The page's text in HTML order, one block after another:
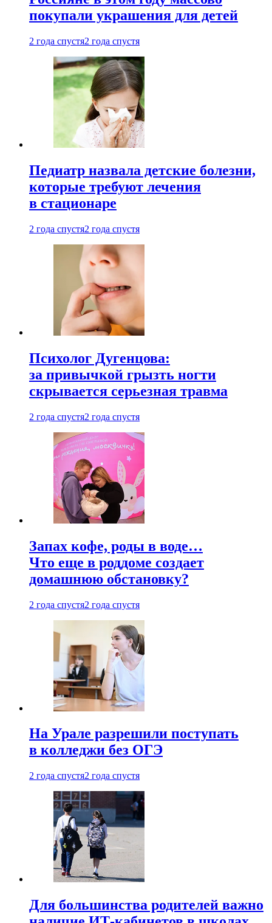
покупали украшения для детей
2 года спустя2 года спустя
Педиатр назвала детские болезни,
которые требуют лечения
в стационаре
2 года спустя2 года спустя
Психолог Дугенцова:
за привычкой грызть ногти
скрывается серьезная травма
2 года спустя2 года спустя
Запах кофе, роды в воде…
Что еще в роддоме создает
домашнюю обстановку?
2 года спустя2 года спустя
На Урале разрешили поступать
в колледжи без ОГЭ
2 года спустя2 года спустя
Для большинства родителей важно